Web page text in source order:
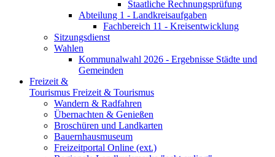
Staatliche Rechnungsprüfung
Abteilung 1 - Landkreisaufgaben
Fachbereich 11 - Kreisentwicklung
Sitzungsdienst
Wahlen
Kommunalwahl 2026 - Ergebnisse Städte und
Gemeinden
Freizeit &
Tourismus Freizeit & Tourismus
Wandern & Radfahren
Übernachten & Genießen
Broschüren und Landkarten
Bauernhausmuseum
Freizeitportal Online (ext.)